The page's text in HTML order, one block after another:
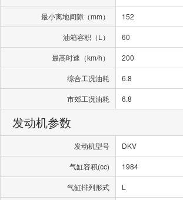
最小离地间隙（mm） 152
油箱容积（L） 60
最高时速（km/h） 200
综合工况油耗 6.8
市郊工况油耗 6.8
发动机参数
发动机型号 DKV
气缸容积(cc) 1984
气缸排列形式 L